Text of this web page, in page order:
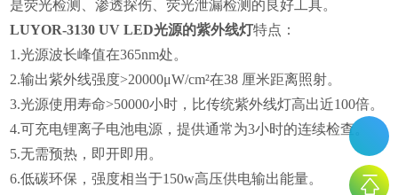
是荧光检测、渗透探伤、荧光泄漏检测的良好工具。
LUYOR-3130 UV LED光源的紫外线灯特点：
1.光源波长峰值在365nm处。
2.输出紫外线强度>20000μW/cm²在38 厘米距离照射。
3.光源使用寿命>50000小时，比传统紫外线灯高出近100倍。
4.可充电锂离子电池电源，提供通常为3小时的连续检查。
5.无需预热，即开即用。
6.低碳环保，强度相当于150w高压供电输出能量。